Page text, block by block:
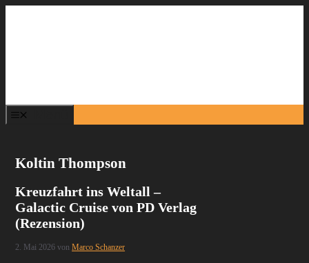
Koltin Thompson
Kreuzfahrt ins Weltall –
Galactic Cruise von PD Verlag
(Rezension)
2. Mai 2026 vonMarco Schanzer